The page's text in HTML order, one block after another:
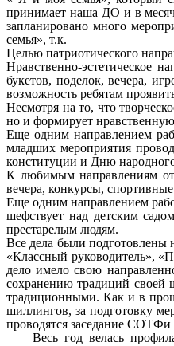
принимает наша ДО и в
запланировано много
семья», т.к.
Целью патриотического
Нравственно-эстетическое
букетов, поделок, вечера,
возможность ребятам
Несмотря на то, что
но и формирует
Еще одним направлением
младших мероприятия
конституции и Дню
К любимым направлениям
вечера, конкурсы,
Еще одним направлением
шефствует над детским
престарелым людям.
Все дела были подготовлены
«Классный руководитель»,
дело имело свою
сохранению традиций
традиционными. Как и в
шиллингов, за подготовку
проводятся заседание СОТФи
Весь год велась